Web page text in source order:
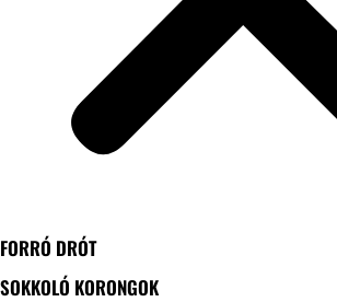
FORRÓ DRÓT
SOKKOLÓ KORONGOK